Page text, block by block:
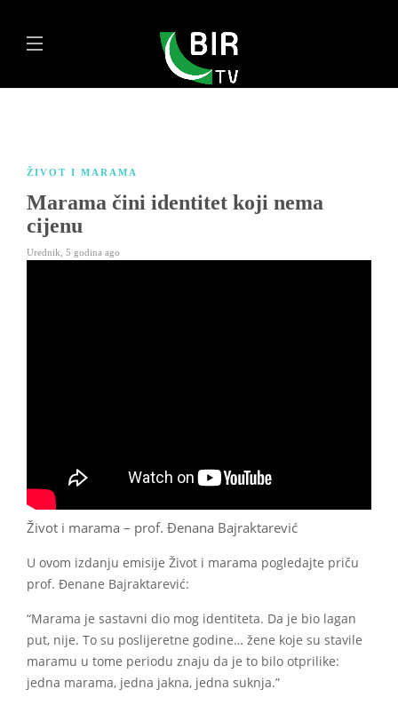
ŽIVOT I MARAMA
Marama čini identitet koji nema
cijenu
Urednik 5 godina ago
Život i marama – prof. Đenana Bajraktarević
U ovom izdanju emisije Život i marama pogledajte priču
prof. Đenane Bajraktarević:
“Marama je sastavni dio mog identiteta. Da je bio lagan
put, nije. To su poslijeretne godine… žene koje su stavile
maramu u tome periodu znaju da je to bilo otprilike:
jedna marama, jedna jakna, jedna suknja.”